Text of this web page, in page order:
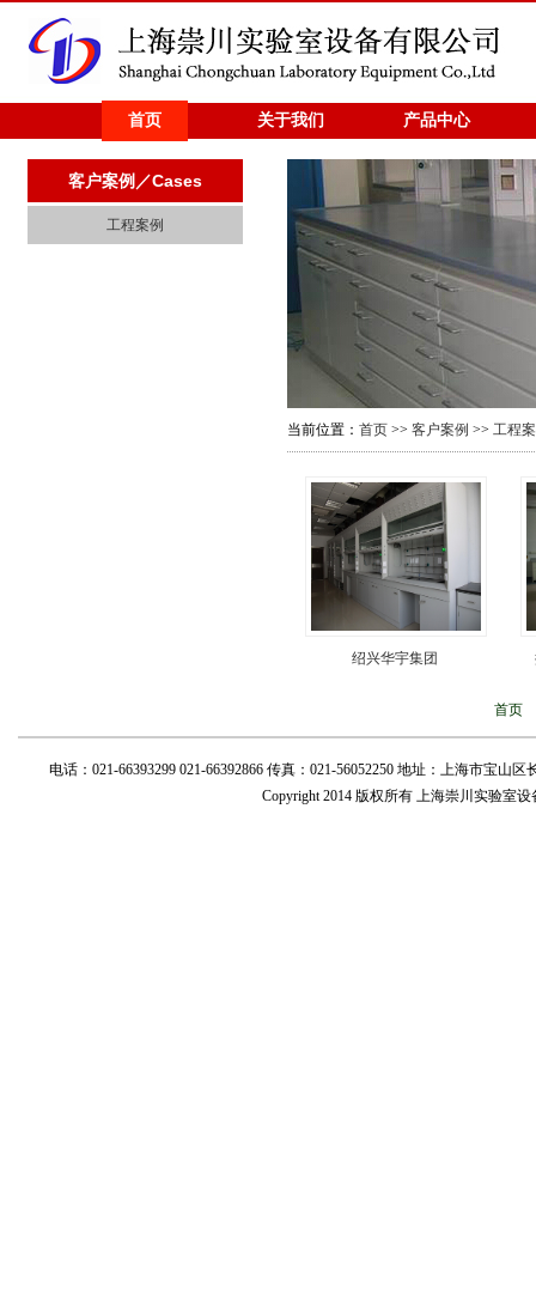
首页 关于我们 产品中心
客户案例／Cases
工程案例
当前位置： 首页 >> 客户案例 >> 工程
绍兴华宇集团
首页
电话：021-66393299 021-66392866 传真：021-56052250 地址：上海市宝山区
Copyright 2014 版权所有 上海崇川实验室